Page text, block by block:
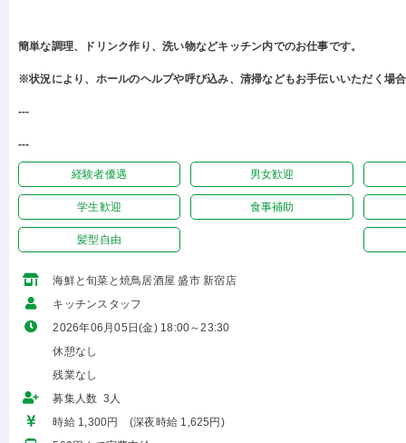
簡単な調理、ドリンク作り、洗い物などキッチン内でのお仕事です。
※状況により、ホールのヘルプや呼び込み、清掃などもお手伝いいただく場
---
---
経験者優遇 男女歓迎
学生歓迎 食事補助
髪型自由
海鮮と旬菜と焼鳥居酒屋 盛市 新宿店
キッチンスタッフ
2026年06月05日(金) 18:00～23:30
休憩なし
残業なし
募集人数 3人
時給 1,300円 (深夜時給 1,625円)